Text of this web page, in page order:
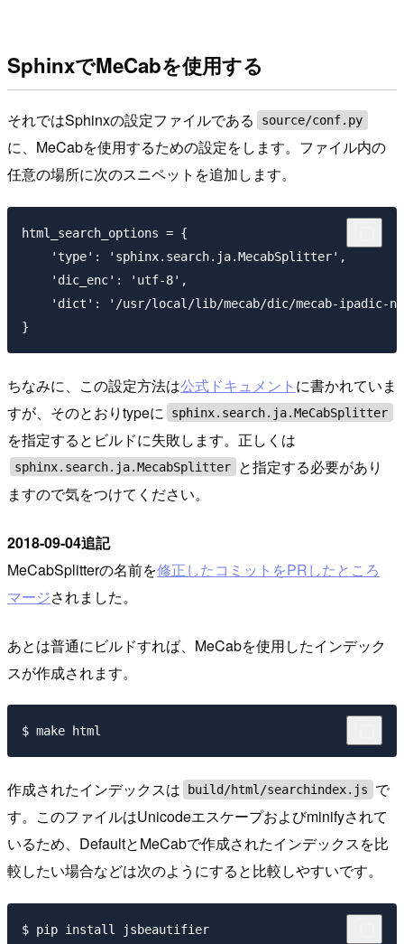
SphinxでMeCabを使用する
それではSphinxの設定ファイルである source/conf.py
に、MeCabを使用するための設定をします。ファイル内の
任意の場所に次のスニペットを追加します。
html_search_options = {
    'type': 'sphinx.search.ja.MecabSplitter',
    'dic_enc': 'utf-8',
'dict': '/usr/local/lib/mecab/dic/mecab-ipadic-
ちなみに、この設定方法は公式ドキュメント に書かれていま
すが、そのとおりtypeに
sphinx.search.ja.MeCabSplitter
を指定するとビルドに失敗します。正しくは
sphinx.search.ja.MecabSplitter
と指定する必要があり
ますので気をつけてください。
2018-09-04追記
MeCabSplitterの名前を修正したコミットをPRしたところ
マージされました。
あとは普通にビルドすれば、MeCabを使用したインデック
スが作成されます。
作成されたインデックスは build/html/searchindex.js
で
す。このファイルはUnicodeエスケープおよびminifyされて
いるため、DefaultとMeCabで作成されたインデックスを比
較したい場合などは次のようにすると比較しやすいです。
$ pip install jsbeautifier